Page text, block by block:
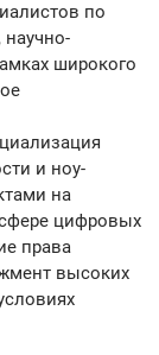
по
научно-
широкого
и ноу-
на
цифровых
права
высоких